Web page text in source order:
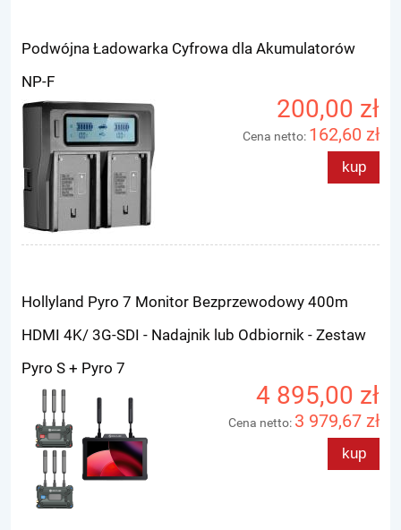
Podwójna Ładowarka Cyfrowa dla Akumulatorów
NP-F
200,00 zł
Cena netto: 162,60 zł
kup
Hollyland Pyro 7 Monitor Bezprzewodowy 400m
HDMI 4K/ 3G-SDI - Nadajnik lub Odbiornik - Zestaw
Pyro S + Pyro 7
4 895,00 zł
Cena netto: 3 979,67 zł
kup